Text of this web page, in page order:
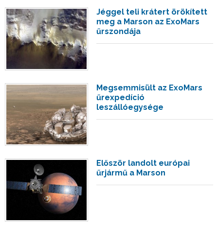
Jéggel teli krátert örökített
meg a Marson az ExoMars
űrszondája
Megsemmisült az ExoMars
űrexpedíció
leszállóegysége
Először landolt európai
űrjármű a Marson